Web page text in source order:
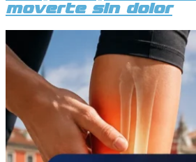
moverte sin dolor